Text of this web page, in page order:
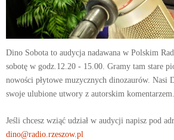
Dino Sobota to audycja nadawana w Polskim
sobotę w godz.12.20 - 15.00. Gramy tam stare
nowości płytowe muzycznych dinozaurów. Nasi
swoje ulubione utwory z autorskim komentarzem.
Jeśli chcesz wziąć udział w audycji napisz pod
dino@radio.rzeszow.pl